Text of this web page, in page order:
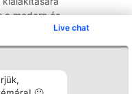
Live chat
a modern és
kínál
szerepet kap a